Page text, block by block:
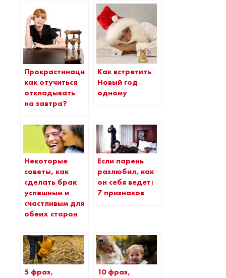
Прокрастинация:
как отучиться
откладывать
на завтра?
Как встретить
Новый год
одному
Некоторые
советы, как
сделать брак
успешным и
счастливым для
обеих сторон
Если парень
разлюбил, как
он себя ведет:
7 признаков
5 фраз,
10 фраз,